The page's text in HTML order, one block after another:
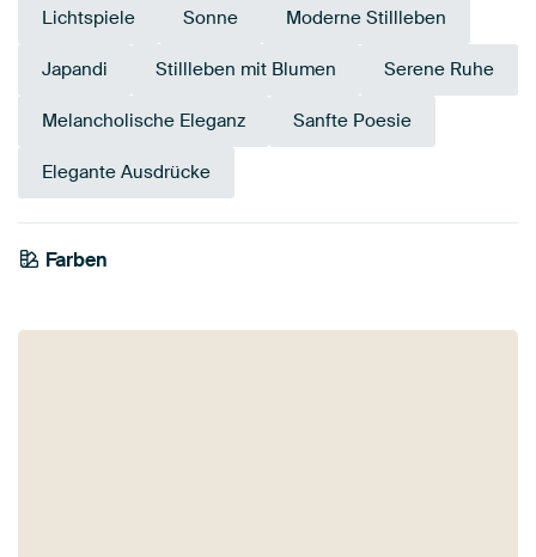
Lichtspiele Sonne Moderne Stillleben
Japandi Stillleben mit Blumen Serene Ruhe
Melancholische Eleganz Sanfte Poesie
Elegante Ausdrücke
Farben
Beige
Salbeigrün
Marineblau